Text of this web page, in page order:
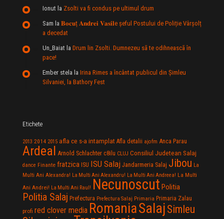
Ionut la Zsolti va fi condus pe ultimul drum
Sam la 𝐁𝐨𝐜𝐮ț 𝐀𝐧𝐝𝐫𝐞𝐢 𝐕𝐚𝐬𝐢𝐥e şeful Postului de Poliție Vârșolț
a decedat
Un_Baiat la Drum lin Zsolti. Dumnezeu sã te odihneascã în
pace!
Ember stela la Irina Rimes a încântat publicul din Şimleu
Silvaniei, la Bathory Fest
Etichete
2013 2014 2015 afla ce s-a intamplat Afla detalii ajofm Anca Parau
Ardeal Arnold Schlachter c8ilu CLUJ Consiliul Judetean Salaj
dance Finante fratzica ISU ISU Salaj Jandarmeria Salaj Jibou La
Multi Ani Alexandra! La Multi Ani Alexandru! La Multi Ani Andreea! La Multi
Ani Andrei! La Multi Ani Raul! Necunoscut Politia
Politia Salaj Prefectura Prefectura Salaj Primaria Primaria Zalau
profi red clover media RomaniaSalaj Simleu